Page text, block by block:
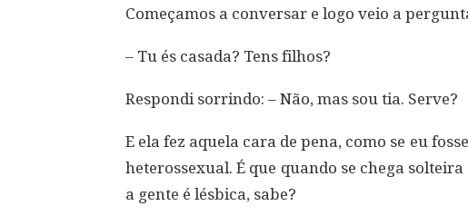
Começamos a conversar e logo veio a
– Tu és casada? Tens filhos?
Respondi sorrindo: – Não, mas sou tia. Serve?
E ela fez aquela cara de pena, como se eu
heterossexual. É que quando se chega
a gente é lésbica, sabe?